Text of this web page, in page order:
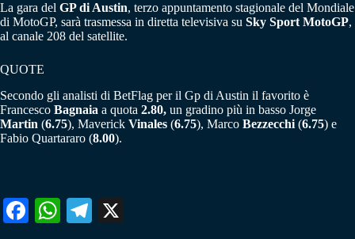
La gara del GP di Austin, terzo appuntamento stagionale del Mondiale
di MotoGP, sarà trasmessa in diretta televisiva su Sky Sport MotoGP,
al canale 208 del satellite.
QUOTE
Secondo gli analisti di BetFlag per il Gp di Austin il favorito è
Francesco Bagnaia a quota 2.80, un gradino più in basso Jorge
Martin (6.75), Maverick Vinales (6.75), Marco Bezzecchi (6.75) e
Fabio Quartararo (8.00).
Fa W
Te